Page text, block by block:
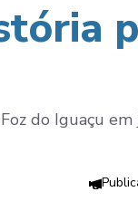
do Iguaçu em